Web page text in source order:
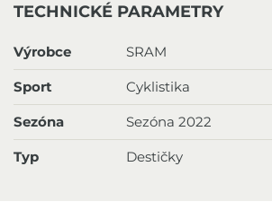
TECHNICKÉ PARAMETRY
Výrobce SRAM
Sport Cyklistika
Sezóna Sezóna 2022
Typ Destičky